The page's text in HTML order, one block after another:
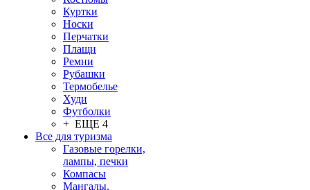
Куртки
Носки
Перчатки
Плащи
Ремни
Рубашки
Термобелье
Худи
Футболки
+ ЕЩЕ 4
Все для туризма
Газовые горелки,
лампы, печки
Компасы
Мангалы,